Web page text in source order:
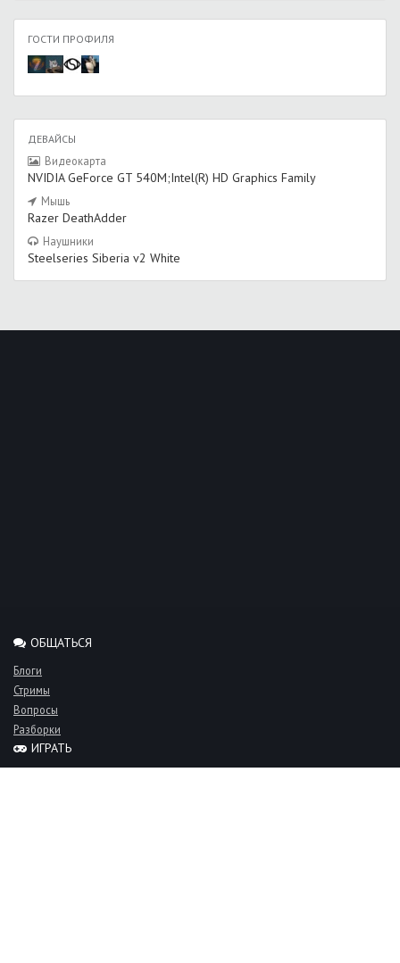
ГОСТИ ПРОФИЛЯ
ДЕВАЙСЫ
Видеокарта
NVIDIA GeForce GT 540M;Intel(R) HD Graphics Family
Мышь
Razer DeathAdder
Наушники
Steelseries Siberia v2 White
ОБЩАТЬСЯ
Блоги
Стримы
Вопросы
Разборки
ИГРАТЬ